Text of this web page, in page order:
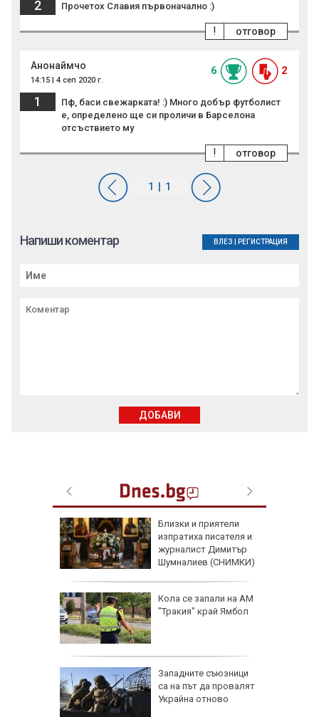
Близки и приятели
изпратиха писателя и
журналист Димитър
Шумналиев (СНИМКИ)
Кола се запали на АМ
"Тракия" край Ямбол
Западните съюзници
са на път да провалят
Украйна отново
2 Прочетох Славия първоначално :)
отговор
!
Анонаймчо
14:15 | 4 сеп 2020 г.
6 2
1
Пф, баси свежарката! :) Много добър футболист
е, определено ще си проличи в Барселона
отсъствието му
отговор
!
Напиши коментар ВЛЕЗ РЕГИСТРАЦИЯ
ДОБАВИ